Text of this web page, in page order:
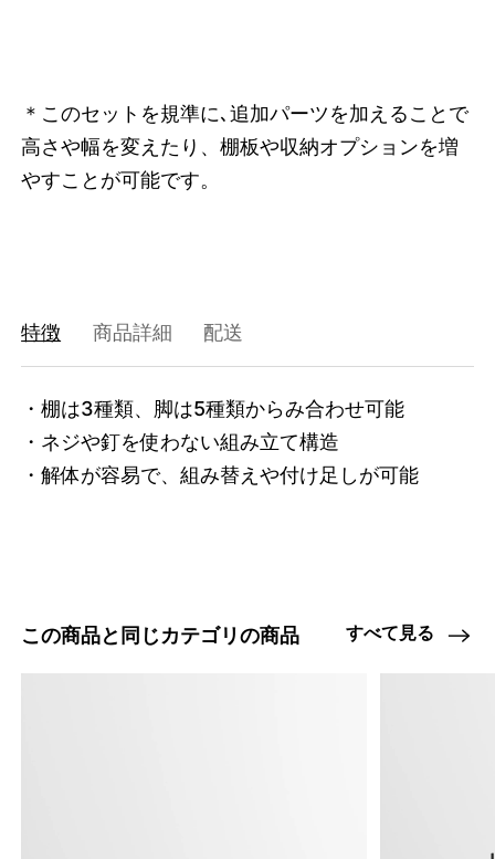
＊このセットを規準に､追加パーツを加えることで
高さや幅を変えたり、棚板や収納オプションを増
やすことが可能です。
特徴 商品詳細 配送
・棚は3種類、脚は5種類からみ合わせ可能
・ネジや釘を使わない組み立て構造
・解体が容易で、組み替えや付け足しが可能
この商品と同じカテゴリの商品 すべて見る